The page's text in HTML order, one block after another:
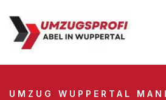
UMZUG WUPPERTAL